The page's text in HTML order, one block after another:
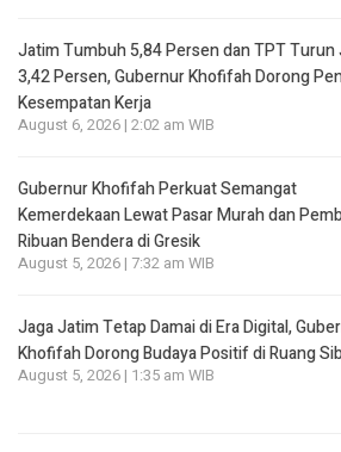
Jatim Tumbuh 5,84 Persen dan TPT Turun
3,42 Persen, Gubernur Khofifah Dorong
Kesempatan Kerja
August 6, 2026 | 2:02 am WIB
Gubernur Khofifah Perkuat Semangat
Kemerdekaan Lewat Pasar Murah dan
Ribuan Bendera di Gresik
August 5, 2026 | 7:32 am WIB
Jaga Jatim Tetap Damai di Era Digital,
Khofifah Dorong Budaya Positif di Ruang
August 5, 2026 | 1:35 am WIB